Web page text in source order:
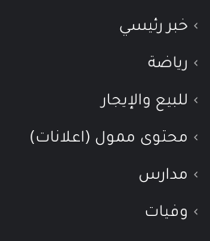
خبر رئيسي
رياضة
للبيع والإيجار
محتوى ممول (اعلانات)
مدارس
وفيات